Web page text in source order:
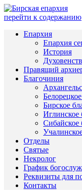
перейти к содержанию
Епархия
Епархия
История
Правящий
Благочиния
Бирское
Иглинское
Сибайское
Отделы
Святые
Некролог
График
Реквизиты для
Контакты